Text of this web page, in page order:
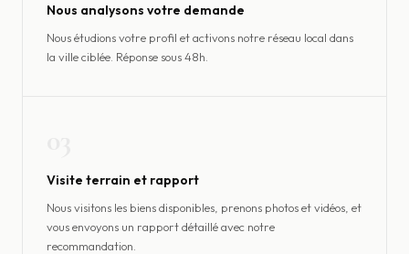
Nous analysons votre demande
Nous étudions votre profil et activons notre réseau local dans
la ville ciblée. Réponse sous 48h.
Visite terrain et rapport
Nous visitons les biens disponibles, prenons photos et vidéos, et
vous envoyons un rapport détaillé avec notre
recommandation.